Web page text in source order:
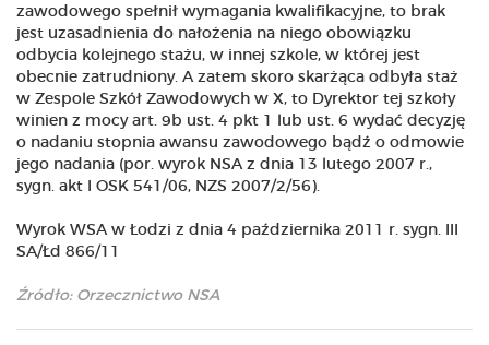
zawodowego spełnił wymagania kwalifikacyjne, to brak
jest uzasadnienia do nałożenia na niego obowiązku
odbycia kolejnego stażu, w innej szkole, w której jest
obecnie zatrudniony. A zatem skoro skarżąca odbyła staż
w Zespole Szkół Zawodowych w X, to Dyrektor tej szkoły
winien z mocy art. 9b ust. 4 pkt 1 lub ust. 6 wydać decyzję
o nadaniu stopnia awansu zawodowego bądź o odmowie
jego nadania (por. wyrok NSA z dnia 13 lutego 2007 r.,
sygn. akt I OSK 541/06, NZS 2007/2/56).
Wyrok WSA w Łodzi z dnia 4 października 2011 r. sygn. III
SA/Łd 866/11
Źródło: Orzecznictwo NSA